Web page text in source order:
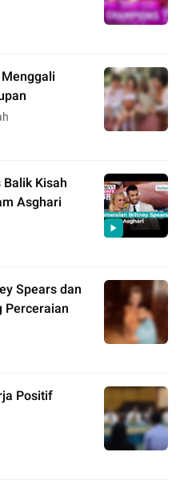
Kisah
Asghari
Spears dan
Perceraian
Positif